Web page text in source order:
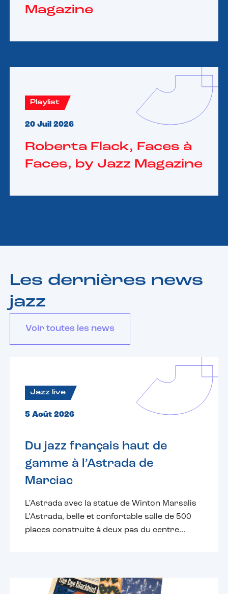
Magazine
Playlist
20 Juil 2026
Roberta Flack, Faces à
Faces, by Jazz Magazine
Les dernières news
jazz
Voir toutes les news
Jazz live
5 Août 2026
Du jazz français haut de
gamme à l’Astrada de
Marciac
L'Astrada avec la statue de Winton Marsalis
L’Astrada, belle et confortable salle de 500
places construite à deux pas du centre...